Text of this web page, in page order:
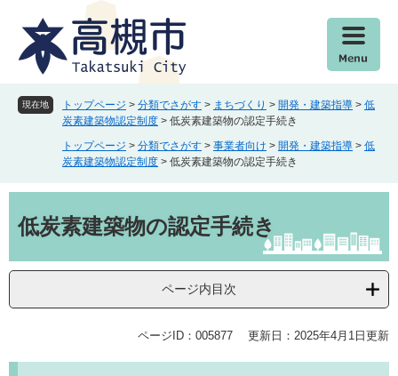
文
現在地 トップページ > 分類でさがす > まちづくり > 開発・建築指導 > 低
炭素建築物認定制度 > 低炭素建築物の認定手続き
トップページ > 分類でさがす > 事業者向け > 開発・建築指導 > 低
炭素建築物認定制度 > 低炭素建築物の認定手続き
文低炭素建築物の認定手続き
ページ内目次
ページID：005877 更新日：2025年4月1日更新